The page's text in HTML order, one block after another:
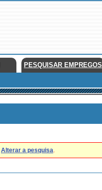
PESQUISAR EMPREGOS
Alterar a pesquisa.